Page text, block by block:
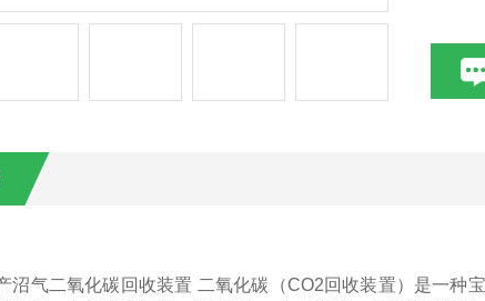
沼气二氧化碳回收装置 二氧化碳（CO2回收装置）是一种